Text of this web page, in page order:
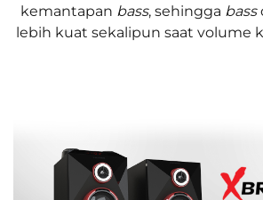
kemantapan bass, sehingga bass
lebih kuat sekalipun saat volume